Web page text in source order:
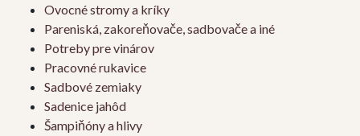
Ovocné stromy a kríky
Pareniská, zakoreňovače, sadbovače a iné
Potreby pre vinárov
Pracovné rukavice
Sadbové zemiaky
Sadenice jahôd
Šampiňóny a hlivy